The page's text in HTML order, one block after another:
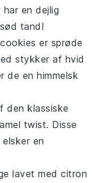
har en dejlig
tand!
er sprøde
stykker af hvid
de en himmelsk
den klassiske
twist. Disse
en
lavet medcitron